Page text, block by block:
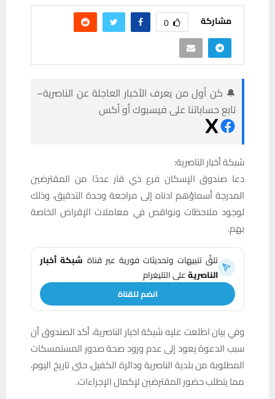
مشاركة 0
🔔 كن أول من يعرف الأخبار العاجلة عن الناصرية–
تابع حساباتنا على فيسبوك أو أكس
شبكة أخبار الناصرية:
دعا صندوق الإسكان فرع ذي قار عددًا من المقترضين
المدرجة أسماؤهم ادناه إلى مراجعة وحدة التدقيق، وذلك
لوجود ملاحظات ونواقص في معاملات الإقراض الخاصة
بهم.
تلقَّ تنبيهات وتحديثات فورية عبر قناة شبكة أخبار
الناصريةعلى التليغرام
انضم للقناة
وفي بيان اطلعت عليه شبكة اخبار الناصرية، أكد الصندوق أن
سبب الدعوة يعود إلى عدم ورود صحة صدور المستمسكات
المطلوبة من بلدية الناصرية ودائرة الكفيل، حتى تاريخ اليوم،
مما يتطلب حضور المقترضين لإكمال الإجراءات.